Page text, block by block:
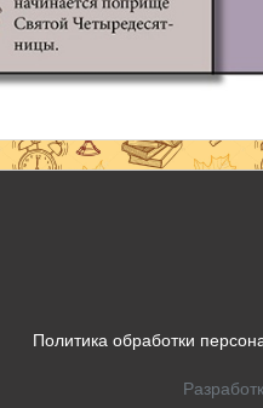
Политика обработки